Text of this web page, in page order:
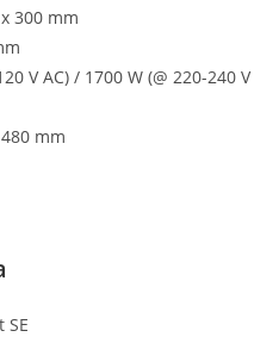
300 mm
V AC) / 1700 W (@ 220-240 V
mm
SE